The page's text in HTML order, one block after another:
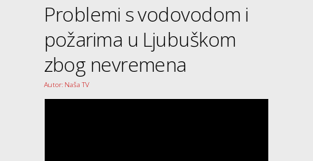
Problemi s vodovodom i
požarima u Ljubuškom
zbog nevremena
Autor: Naša TV